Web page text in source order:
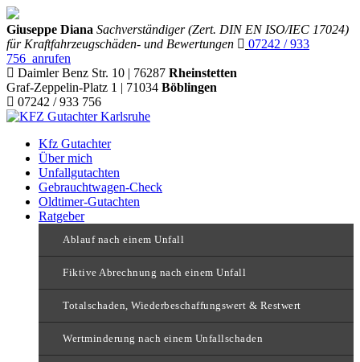
Giuseppe Diana Sachverständiger (Zert. DIN EN ISO/IEC 17024)
für Kraftfahrzeugschäden- und Bewertungen
07242 / 933
756 anrufen
Daimler Benz Str. 10 | 76287 Rheinstetten
Graf-Zeppelin-Platz 1 | 71034 Böblingen
07242 / 933 756
Kfz Gutachter
Über mich
Unfallgutachten
Gebrauchtwagen-Check
Oldtimer-Gutachten
Ratgeber
Ablauf nach einem Unfall
Fiktive Abrechnung nach einem Unfall
Totalschaden, Wiederbeschaffungswert & Restwert
Wertminderung nach einem Unfallschaden